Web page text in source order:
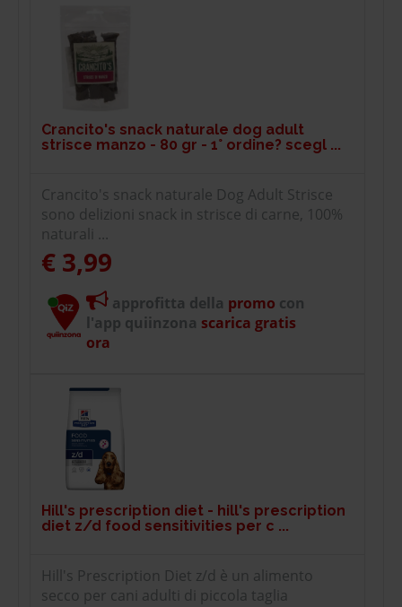
Crancito's snack naturale dog adult
strisce manzo - 80 gr - 1° ordine? scegl ...
Crancito's snack naturale Dog Adult Strisce
sono delizioni snack in strisce di carne, 100%
naturali ...
€ 3,99
approfitta della promo con
l'app quiinzona scarica gratis
ora
Hill's prescription diet - hill's prescription
diet z/d food sensitivities per c ...
Hill's Prescription Diet z/d è un alimento
secco per cani adulti di piccola taglia